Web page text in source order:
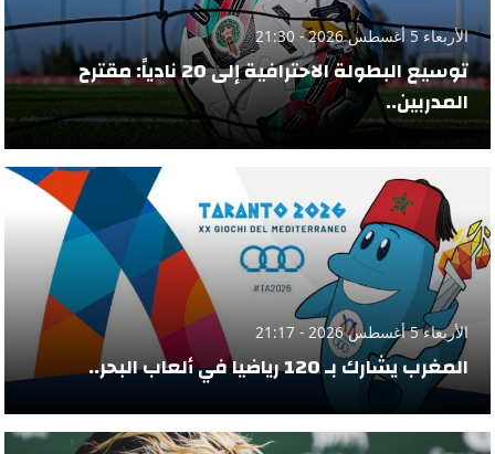
الأربعاء 5 أغسطس 2026 - 21:30
توسيع البطولة الاحترافية إلى 20 نادياً: مقترح
المدربين..
الأربعاء 5 أغسطس 2026 - 21:17
المغرب يشارك بـ 120 رياضيا في ألعاب البحر..